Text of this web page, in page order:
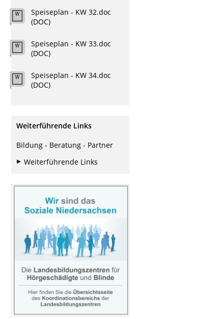
Speiseplan - KW 32.doc
(DOC)
Speiseplan - KW 33.doc
(DOC)
Speiseplan - KW 34.doc
(DOC)
Weiterführende Links
Bildung - Beratung - Partner
Weiterführende Links